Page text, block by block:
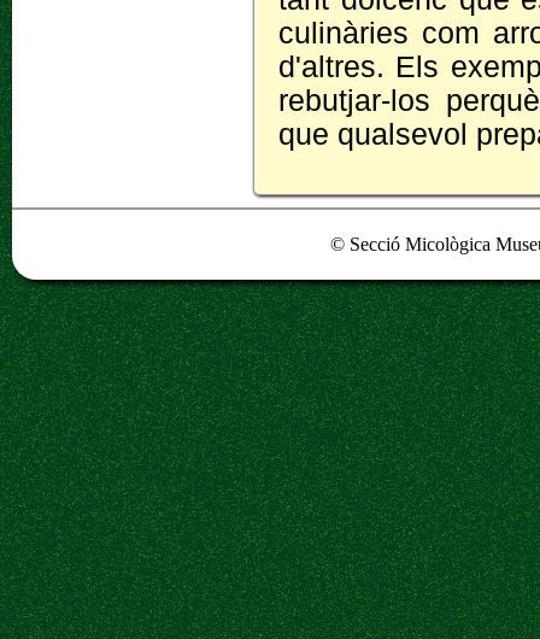
culinàries com
d'altres. Els
rebutjar-los
que qualsevol
© Secció Micològica